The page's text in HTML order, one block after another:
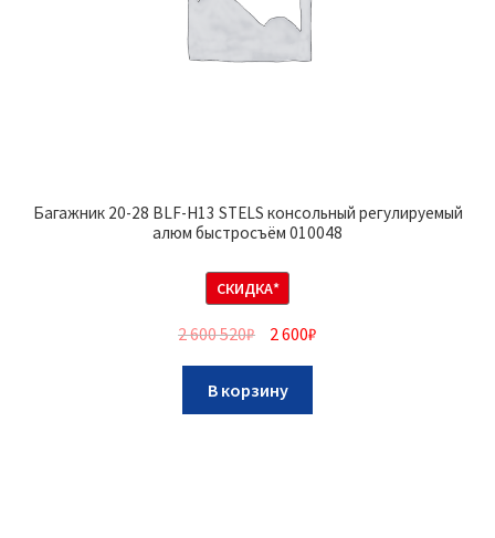
Багажник 20-28 BLF-H13 STELS консольный регулируемый
алюм быстросъём 010048
СКИДКА*
2 600 520₽ 2 600₽
В корзину